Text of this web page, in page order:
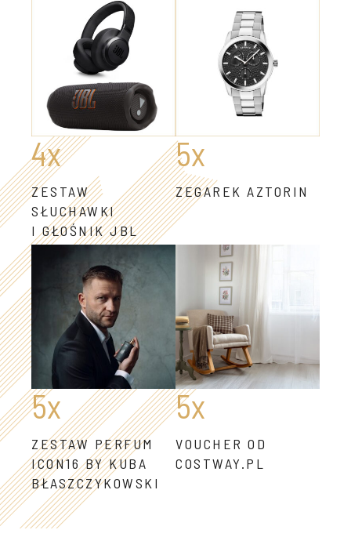
4x
ZESTAW
SŁUCHAWKI
I GŁOŚNIK JBL
5x
ZEGAREK AZTORIN
5x
ZESTAW PERFUM
ICON16 BY KUBA
BŁASZCZYKOWSKI
5x
VOUCHER OD
COSTWAY.PL